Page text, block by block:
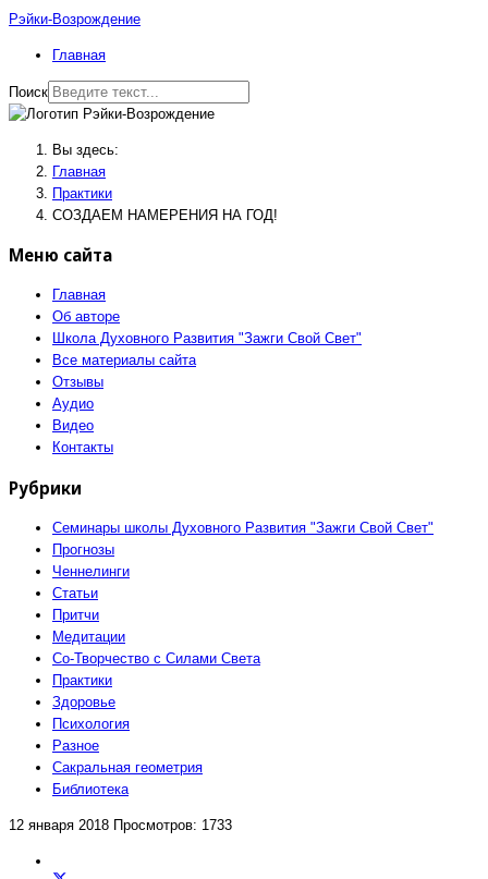
Рэйки-Возрождение
Главная
Поиск
Вы здесь:
Главная
Практики
СОЗДАЕМ НАМЕРЕНИЯ НА ГОД!
Меню сайта
Главная
Об авторе
Школа Духовного Развития "Зажги Свой Свет"
Все материалы сайта
Отзывы
Аудио
Видео
Контакты
Рубрики
Семинары школы Духовного Развития "Зажги Свой Свет"
Прогнозы
Ченнелинги
Статьи
Притчи
Медитации
Со-Творчество с Силами Света
Практики
Здоровье
Психология
Разное
Сакральная геометрия
Библиотека
12 января 2018 Просмотров: 1733